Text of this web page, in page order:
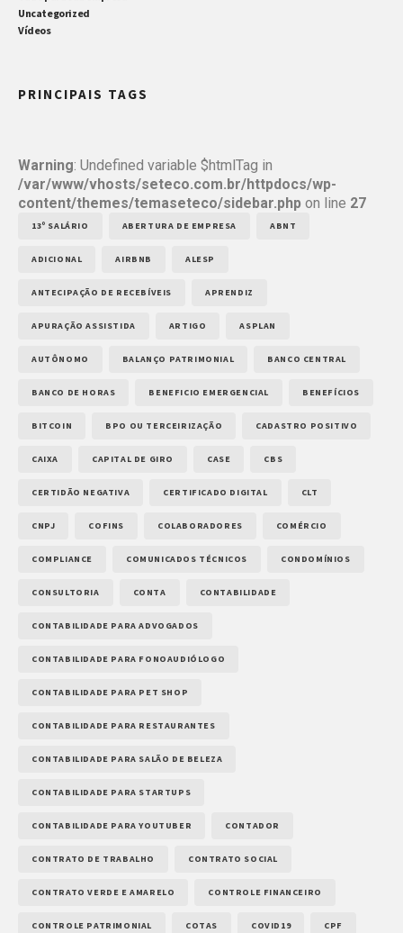
Uncategorized
Vídeos
PRINCIPAIS TAGS
Warning: Undefined variable $htmlTag in
/var/www/vhosts/seteco.com.br/httpdocs/wp-
content/themes/temaseteco/sidebar.php on line 27
13º SALÁRIO ABERTURA DE EMPRESA ABNT
ADICIONAL AIRBNB ALESP
ANTECIPAÇÃO DE RECEBÍVEIS APRENDIZ
APURAÇÃO ASSISTIDA ARTIGO ASPLAN
AUTÔNOMO BALANÇO PATRIMONIAL BANCO CENTRAL
BANCO DE HORAS BENEFICIO EMERGENCIAL BENEFÍCIOS
BITCOIN BPO OU TERCEIRIZAÇÃO CADASTRO POSITIVO
CAIXA CAPITAL DE GIRO CASE CBS
CERTIDÃO NEGATIVA CERTIFICADO DIGITAL CLT
CNPJ COFINS COLABORADORES COMÉRCIO
COMPLIANCE COMUNICADOS TÉCNICOS CONDOMÍNIOS
CONSULTORIA CONTA CONTABILIDADE
CONTABILIDADE PARA ADVOGADOS
CONTABILIDADE PARA FONOAUDIÓLOGO
CONTABILIDADE PARA PET SHOP
CONTABILIDADE PARA RESTAURANTES
CONTABILIDADE PARA SALÃO DE BELEZA
CONTABILIDADE PARA STARTUPS
CONTABILIDADE PARA YOUTUBER CONTADOR
CONTRATO DE TRABALHO CONTRATO SOCIAL
CONTRATO VERDE E AMARELO CONTROLE FINANCEIRO
CONTROLE PATRIMONIAL COTAS COVID19 CPF